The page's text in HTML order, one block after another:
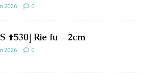
2026 0
#530] Rie fu – 2cm
2026 0